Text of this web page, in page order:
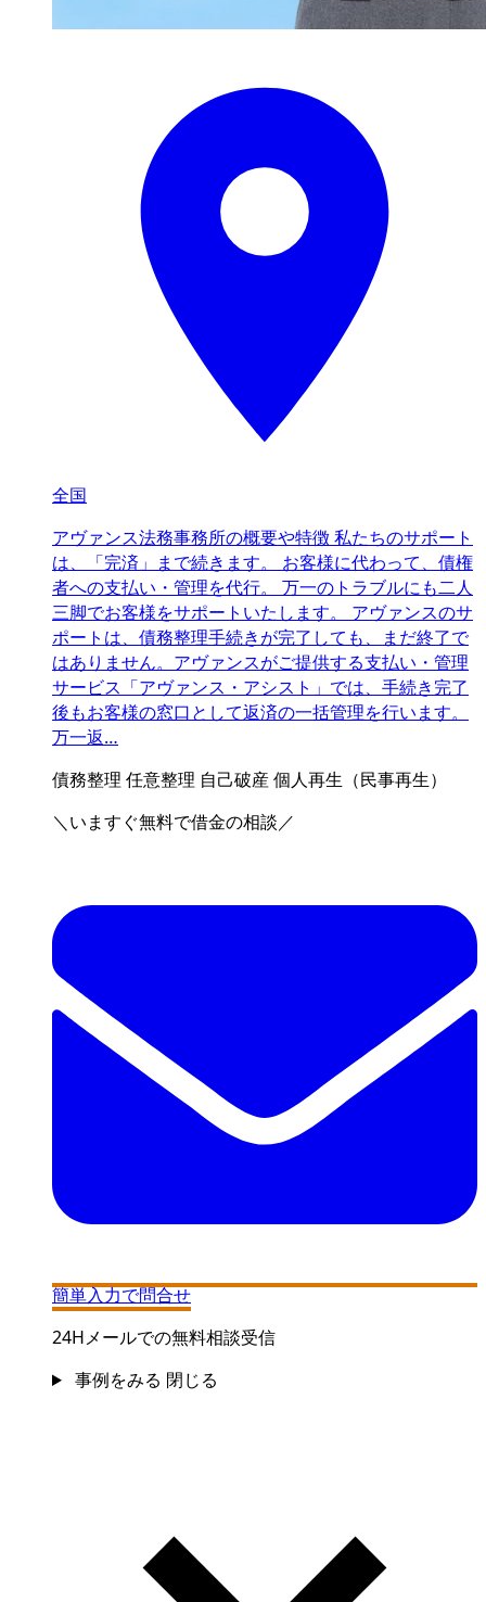
全国
アヴァンス法務事務所の概要や特徴 私たちのサポート
は、「完済」まで続きます。 お客様に代わって、債権
者への支払い・管理を代行。 万一のトラブルにも二人
三脚でお客様をサポートいたします。 アヴァンスのサ
ポートは、債務整理手続きが完了しても、まだ終了で
はありません。アヴァンスがご提供する支払い・管理
サービス「アヴァンス・アシスト」では、手続き完了
後もお客様の窓口として返済の一括管理を行います。
万一返…
債務整理 任意整理 自己破産個人再生（民事再生）
＼いますぐ無料で借金の相談／
簡単入力で問合せ
24Hメールでの無料相談受信
事例をみる 閉じる